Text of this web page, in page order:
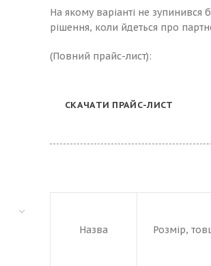
На якому варіанті не
рішення, коли йдеться про
(Повний прайс-лист):
СКАЧАТИ ПРАЙС-ЛИСТ
Назва Розмір,